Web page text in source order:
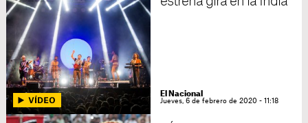
El Nacional
Jueves, 6 de febrero de 2020 - 11:18